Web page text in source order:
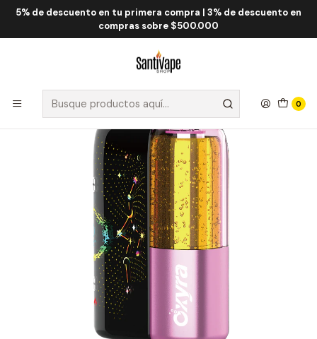
5% de descuento en tu primera compra | 3% de descuento en
compras sobre $500.000
0
Inicio Fume QRJOY Fume Oxyra 60.000 Puff
Fume Oxyra Strawberry Banana 60000 Puff